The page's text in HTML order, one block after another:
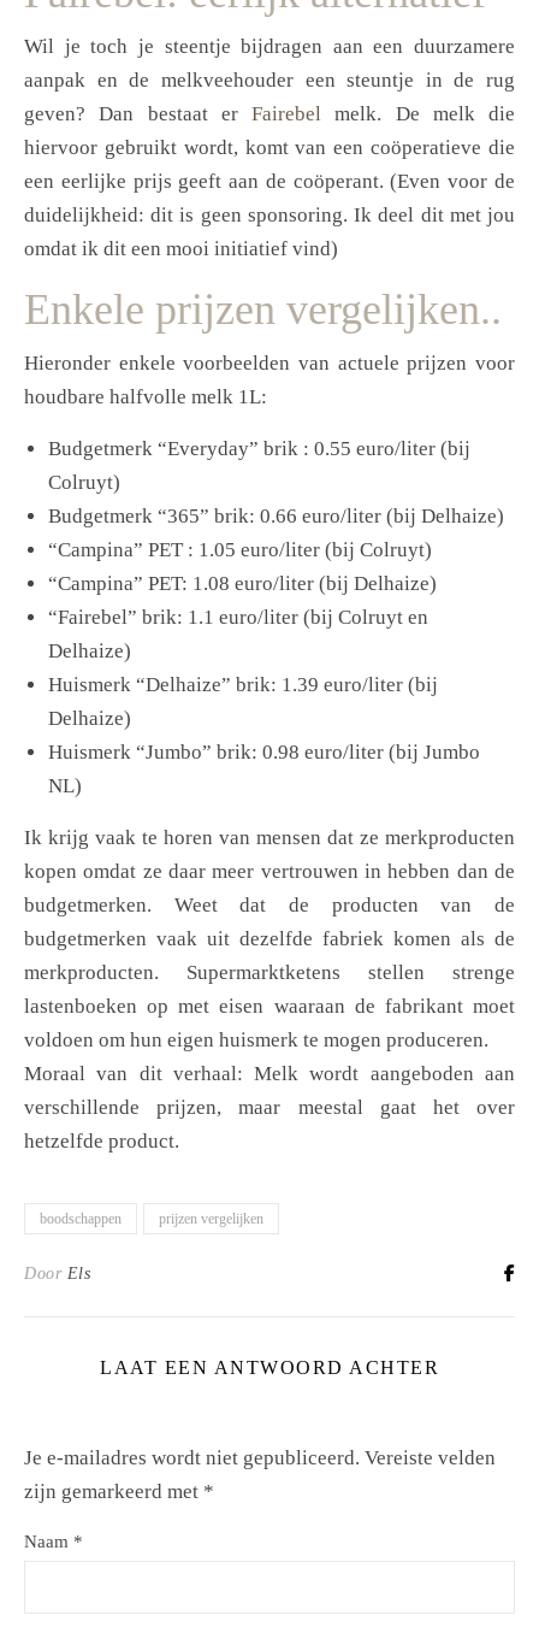
Wil je toch je steentje bijdragen aan een duurzamere
aanpak en de melkveehouder een steuntje in de rug
geven? Dan bestaat er Fairebel melk. De melk die
hiervoor gebruikt wordt, komt van een coöperatieve die
een eerlijke prijs geeft aan de coöperant. (Even voor de
duidelijkheid: dit is geen sponsoring. Ik deel dit met jou
omdat ik dit een mooi initiatief vind)
Enkele prijzen vergelijken..
Hieronder enkele voorbeelden van actuele prijzen voor
houdbare halfvolle melk 1L:
Budgetmerk “Everyday” brik : 0.55 euro/liter (bij
Colruyt)
Budgetmerk “365” brik: 0.66 euro/liter (bij Delhaize)
“Campina” PET : 1.05 euro/liter (bij Colruyt)
“Campina” PET: 1.08 euro/liter (bij Delhaize)
“Fairebel” brik: 1.1 euro/liter (bij Colruyt en
Delhaize)
Huismerk “Delhaize” brik: 1.39 euro/liter (bij
Delhaize)
Huismerk “Jumbo” brik: 0.98 euro/liter (bij Jumbo
NL)
Ik krijg vaak te horen van mensen dat ze merkproducten
kopen omdat ze daar meer vertrouwen in hebben dan de
budgetmerken. Weet dat de producten van de
budgetmerken vaak uit dezelfde fabriek komen als de
merkproducten. Supermarktketens stellen strenge
lastenboeken op met eisen waaraan de fabrikant moet
voldoen om hun eigen huismerk te mogen produceren.
Moraal van dit verhaal: Melk wordt aangeboden aan
verschillende prijzen, maar meestal gaat het over
hetzelfde product.
boodschappen prijzen vergelijken
Door Els
LAAT EEN ANTWOORD ACHTER
Je e-mailadres wordt niet gepubliceerd. Vereiste velden
zijn gemarkeerd met *
Naam *